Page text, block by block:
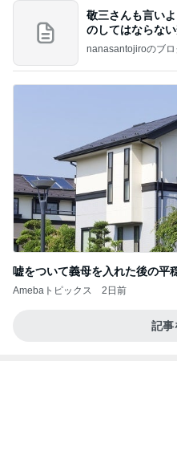
敬三さんも言い
のしてはならな
のよ
nanasantojiroのブロ
嘘をついて義母を入れた後の平
Amebaトピックス 2日前
記事